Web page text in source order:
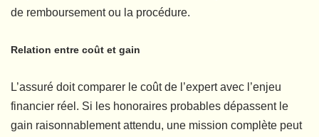
de remboursement ou la procédure.
Relation entre coût et gain
L’assuré doit comparer le coût de l’expert avec l’enjeu
financier réel. Si les honoraires probables dépassent le
gain raisonnablement attendu, une mission complète peut